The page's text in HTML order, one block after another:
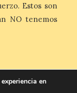
Estos son
NO tenemos
en